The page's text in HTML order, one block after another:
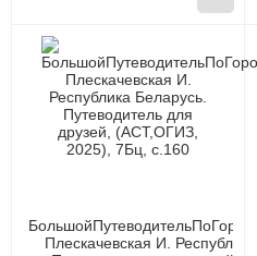
Плескачевская И.